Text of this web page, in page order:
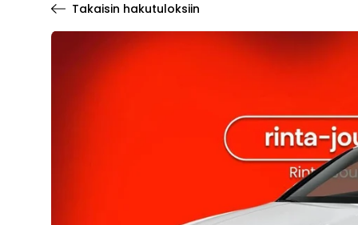
Takaisin hakutuloksiin